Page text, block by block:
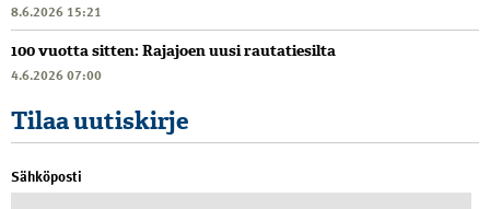
8.6.2026 15:21
100 vuotta sitten: Rajajoen uusi rautatiesilta
4.6.2026 07:00
Tilaa uutiskirje
Sähköposti